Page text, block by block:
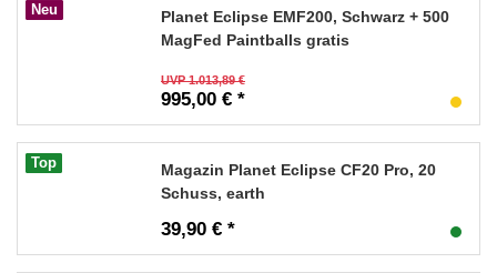
Neu
Planet Eclipse EMF200, Schwarz + 500
MagFed Paintballs gratis
UVP 1.013,89 €
995,00 € *
Top
Magazin Planet Eclipse CF20 Pro, 20
Schuss, earth
39,90 € *